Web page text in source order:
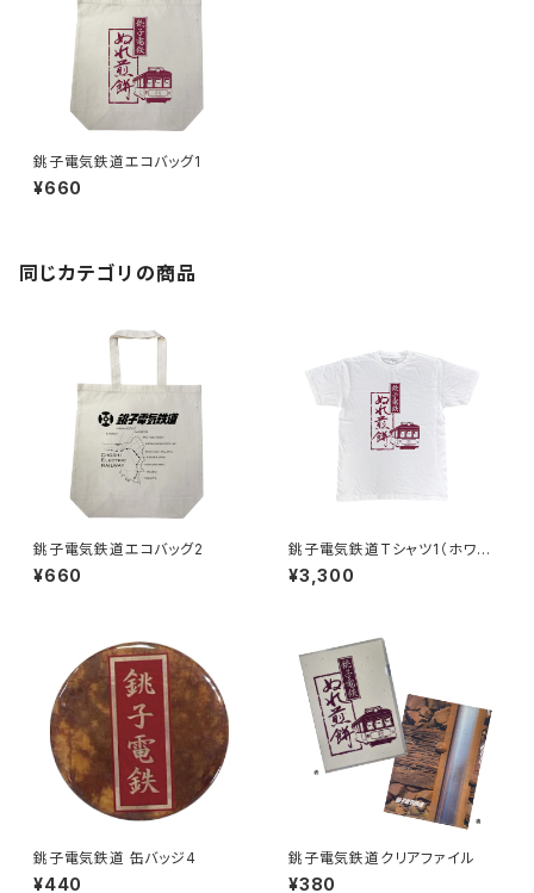
銚子電気鉄道エコバッグ1
¥660
同じカテゴリの商品
銚子電気鉄道エコバッグ2
¥660
銚子電気鉄道Tシャツ1（ホワイ
ト）
¥3,300
銚子電気鉄道 缶バッジ4
¥440
銚子電気鉄道クリアファイル
¥380